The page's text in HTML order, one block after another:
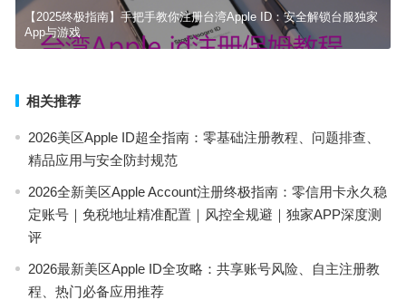
【2025终极指南】手把手教你注册台湾Apple ID：安全解锁台服独家
App与游戏
相关推荐
2026美区Apple ID超全指南：零基础注册教程、问题排查、
精品应用与安全防封规范
2026全新美区Apple Account注册终极指南：零信用卡永久稳
定账号｜免税地址精准配置｜风控全规避｜独家APP深度测
评
2026最新美区Apple ID全攻略：共享账号风险、自主注册教
程、热门必备应用推荐